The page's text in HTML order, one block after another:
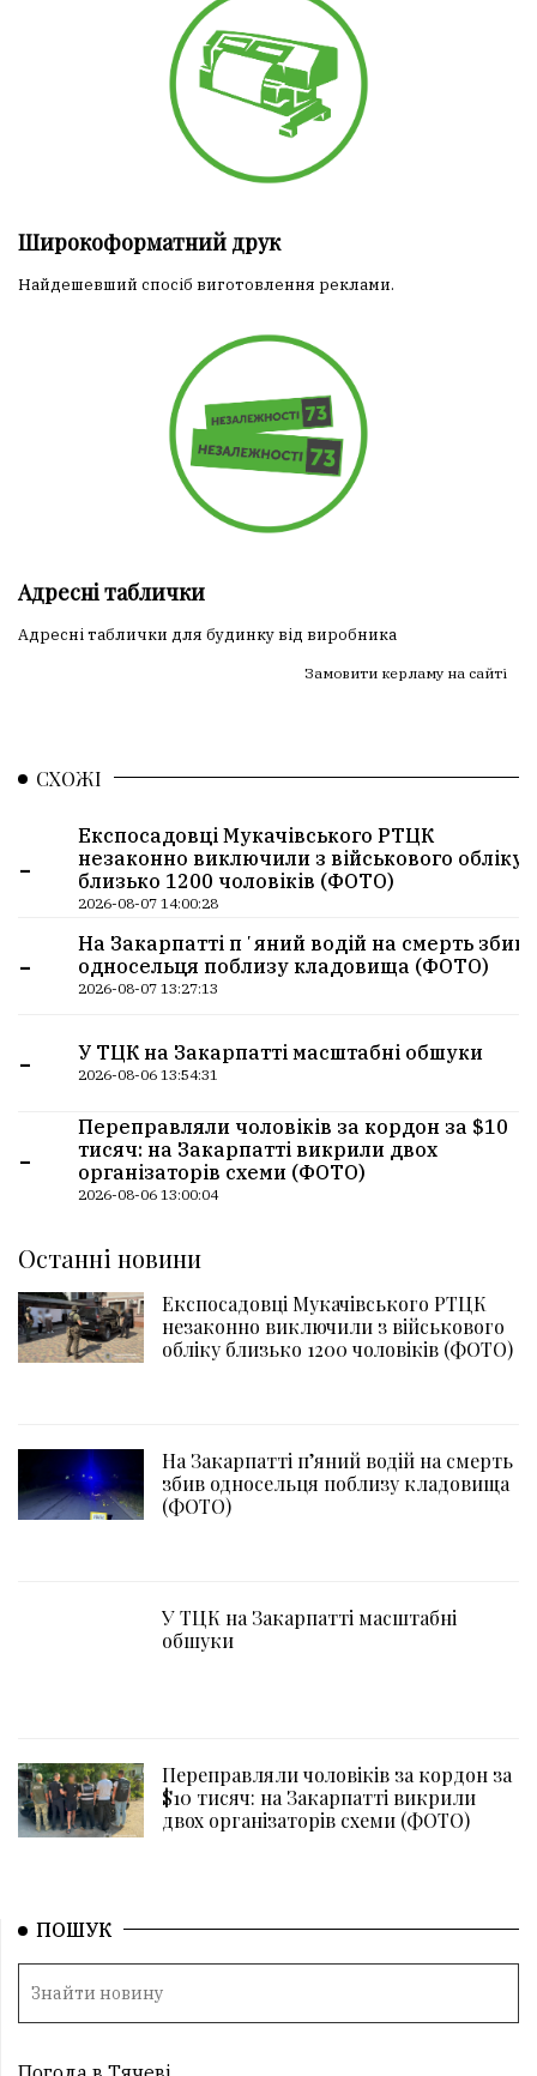
Широкоформатний друк
Найдешевший спосіб виготовлення реклами.
Адресні таблички
Адресні таблички для будинку від виробника
Замовити керламу на сайті
СХОЖІ
-
Експосадовці Мукачівського РТЦК
незаконно виключили з військового обліку
близько 1200 чоловіків (ФОТО)
2026-08-07 14:00:28
-
На Закарпатті пʼяний водій на смерть збив
односельця поблизу кладовища (ФОТО)
2026-08-07 13:27:13
- У ТЦК на Закарпатті масштабні обшуки
2026-08-06 13:54:31
-
Переправляли чоловіків за кордон за $10
тисяч: на Закарпатті викрили двох
організаторів схеми (ФОТО)
2026-08-06 13:00:04
Останні новини
Експосадовці Мукачівського РТЦК
незаконно виключили з військового
обліку близько 1200 чоловіків (ФОТО)
На Закарпатті пʼяний водій на смерть
збив односельця поблизу кладовища
(ФОТО)
У ТЦК на Закарпатті масштабні
обшуки
Переправляли чоловіків за кордон за
$10 тисяч: на Закарпатті викрили
двох організаторів схеми (ФОТО)
ПОШУК